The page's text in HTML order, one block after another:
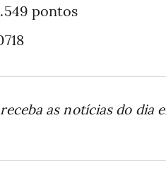
pontos
as notícias do dia